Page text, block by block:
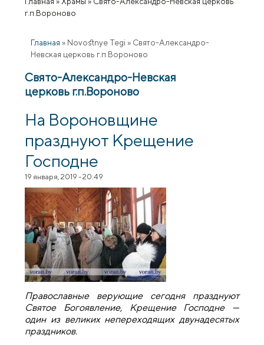
Вы здесь
г.п.Вороново
Главная » Novostnye Tegi » Свято-Александро-
Невская церковь г.п.Вороново
Свято-Александро-Невская
церковь г.п.Вороново
На Вороновщине
празднуют Крещение
Господне
19 января, 2019 - 20:49
Православные верующие сегодня празднуют
Святое Богоявление, Крещение Господне —
один из великих непереходящих двунадесятых
праздников.